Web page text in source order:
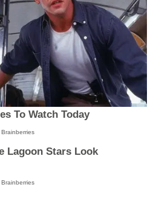
To Watch Today
Brainberries
Lagoon Stars Look
Brainberries